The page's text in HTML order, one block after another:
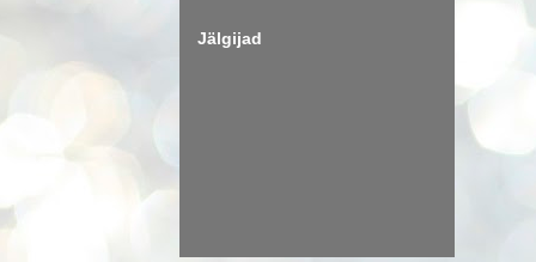
Jälgijad